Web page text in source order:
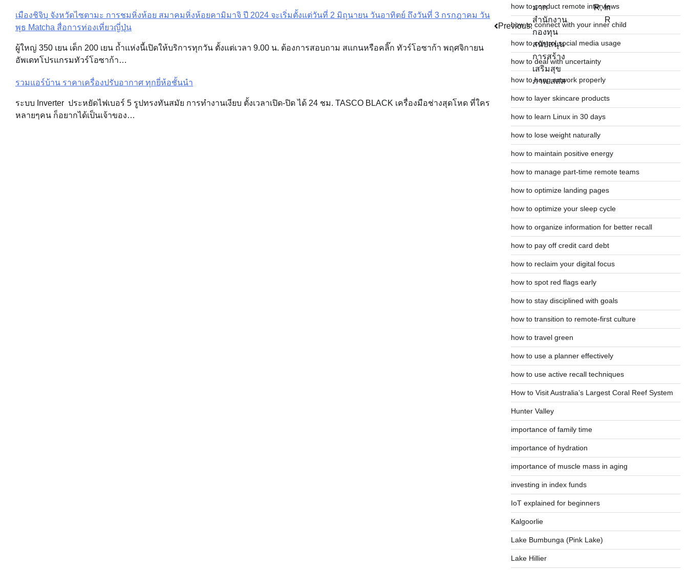
เมืองชิจิบุ จังหวัดไซตามะ การชมหิ่งห้อย สมาคมหิ่งห้อยคามิมาจิ ปี 2024 จะเริ่มตั้งแต่วันที่ 2 มิถุนายน วันอาทิตย์ ถึงวันที่ 3 กรกฎาคม วัน
พุธ Matcha สื่อการท่องเที่ยวญี่ปุ่น
ผู้ใหญ่ 350 เยน เด็ก 200 เยน ถ้ำแห่งนี้เปิดให้บริการทุกวัน ตั้งแต่เวลา 9.00 น. ต้องการสอบถาม สแกนหรือคลิ๊ก ทัวร์โอซาก้า พฤศจิกายน
อัพเดทโปรแกรมทัวร์โอซาก้า…
รวมแอร์บ้าน ราคาเครื่องปรับอากาศ ทุกยี่ห้อชั้นนำ
ระบบ Inverter ประหยัดไฟเบอร์ 5 รูปทรงทันสมัย การทำงานเงียบ ตั้งเวลาเปิด-ปิด ได้ 24 ชม. TASCO BLACK เครื่องมือช่างสุดโหด ที่ใคร
หลายๆคน ก็อยากได้เป็นเจ้าของ…
Previous:
มาก
สำนักงาน
กองทุน
สนับสนุน
การสร้าง
เสริมสุข
ภาพ สสส
R, In
R
how to conduct remote interviews
how to connect with your inner child
how to control social media usage
how to deal with uncertainty
how to hang artwork properly
how to layer skincare products
how to learn Linux in 30 days
how to lose weight naturally
how to maintain positive energy
how to manage part-time remote teams
how to optimize landing pages
how to optimize your sleep cycle
how to organize information for better recall
how to pay off credit card debt
how to reclaim your digital focus
how to spot red flags early
how to stay disciplined with goals
how to transition to remote-first culture
how to travel green
how to use a planner effectively
how to use active recall techniques
How to Visit Australia’s Largest Coral Reef System
Hunter Valley
importance of family time
importance of hydration
importance of muscle mass in aging
investing in index funds
IoT explained for beginners
Kalgoorlie
Lake Bumbunga (Pink Lake)
Lake Hillier